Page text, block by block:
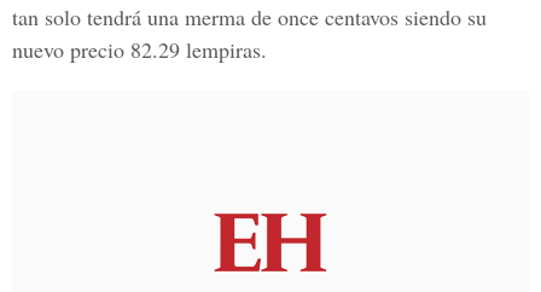
tan solo tendrá una merma de once centavos siendo su
nuevo precio 82.29 lempiras.